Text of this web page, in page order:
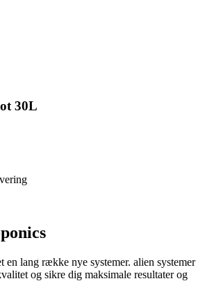
30L
en lang række nye systemer. alien systemer
og sikre dig maksimale resultater og